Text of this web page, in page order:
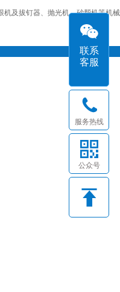
机及拔钉器、抛光机、砂帮机等机械
联系
客服
服务热线
公众号